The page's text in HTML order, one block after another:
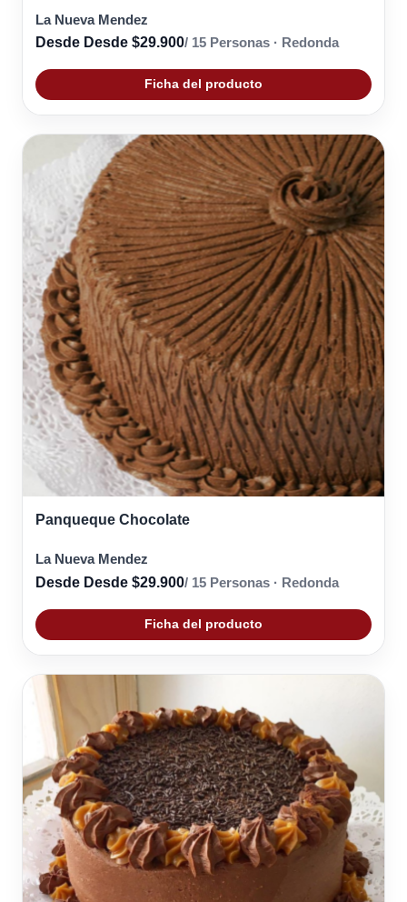
La Nueva Mendez
Desde Desde $29.900/ 15 Personas · Redonda
Ficha del producto
Panqueque Chocolate
La Nueva Mendez
Desde Desde $29.900/ 15 Personas · Redonda
Ficha del producto